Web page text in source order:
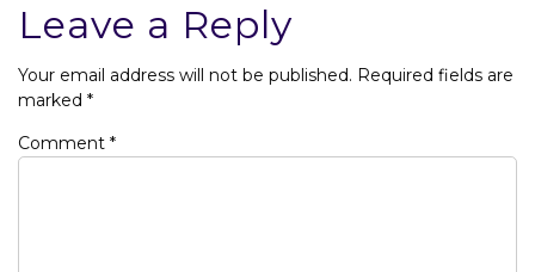
Leave a Reply
Your email address will not be published. Required fields are
marked *
Comment *